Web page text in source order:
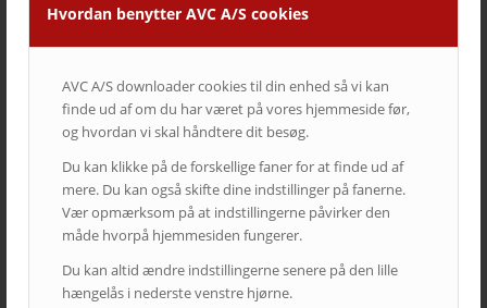
Hvordan benytter AVC A/S cookies
AVC A/S downloader cookies til din enhed så vi kan
finde ud af om du har været på vores hjemmeside før,
og hvordan vi skal håndtere dit besøg.
Du kan klikke på de forskellige faner for at finde ud af
mere. Du kan også skifte dine indstillinger på fanerne.
Vær opmærksom på at indstillingerne påvirker den
måde hvorpå hjemmesiden fungerer.
Du kan altid ændre indstillingerne senere på den lille
hængelås i nederste venstre hjørne.